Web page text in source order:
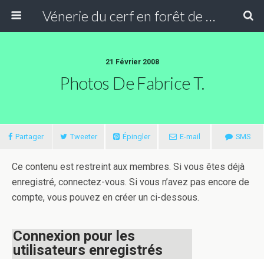
Vénerie du cerf en forêt de Compiègne
21 Février 2008
Photos De Fabrice T.
Partager Tweeter Épingler E-mail SMS
Ce contenu est restreint aux membres. Si vous êtes déjà
enregistré, connectez-vous. Si vous n’avez pas encore de
compte, vous pouvez en créer un ci-dessous.
Connexion pour les
utilisateurs enregistrés